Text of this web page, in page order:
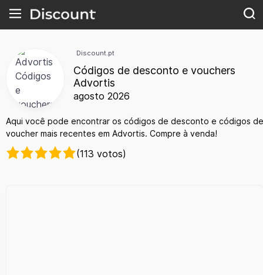
Discount.pt
Códigos de desconto e vouchers
Advortis
agosto 2026
Aqui você pode encontrar os códigos de desconto e códigos de
voucher mais recentes em Advortis. Compre à venda!
(113 votos)